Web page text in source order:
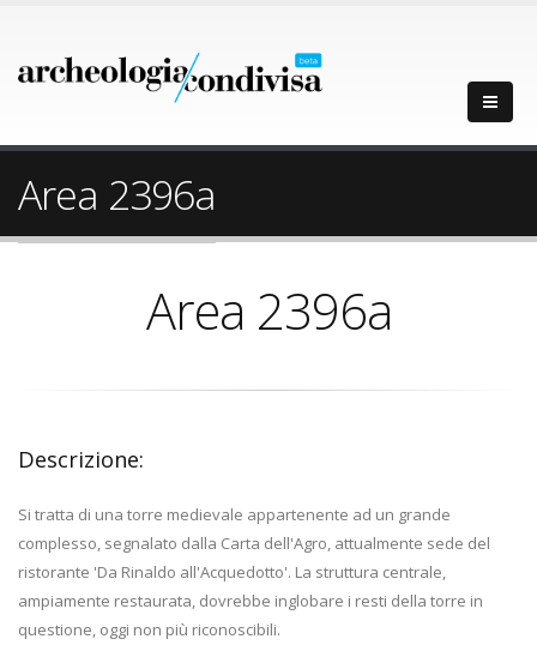
Area 2396a
Area 2396a
Descrizione:
Si tratta di una torre medievale appartenente ad un grande
complesso, segnalato dalla Carta dell'Agro, attualmente sede del
ristorante 'Da Rinaldo all'Acquedotto'. La struttura centrale,
ampiamente restaurata, dovrebbe inglobare i resti della torre in
questione, oggi non più riconoscibili.